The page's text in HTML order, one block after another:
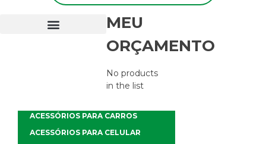
MEU
ORÇAMENTO
No products
in the list
ACESSÓRIOS PARA CARROS
ACESSÓRIOS PARA CELULAR